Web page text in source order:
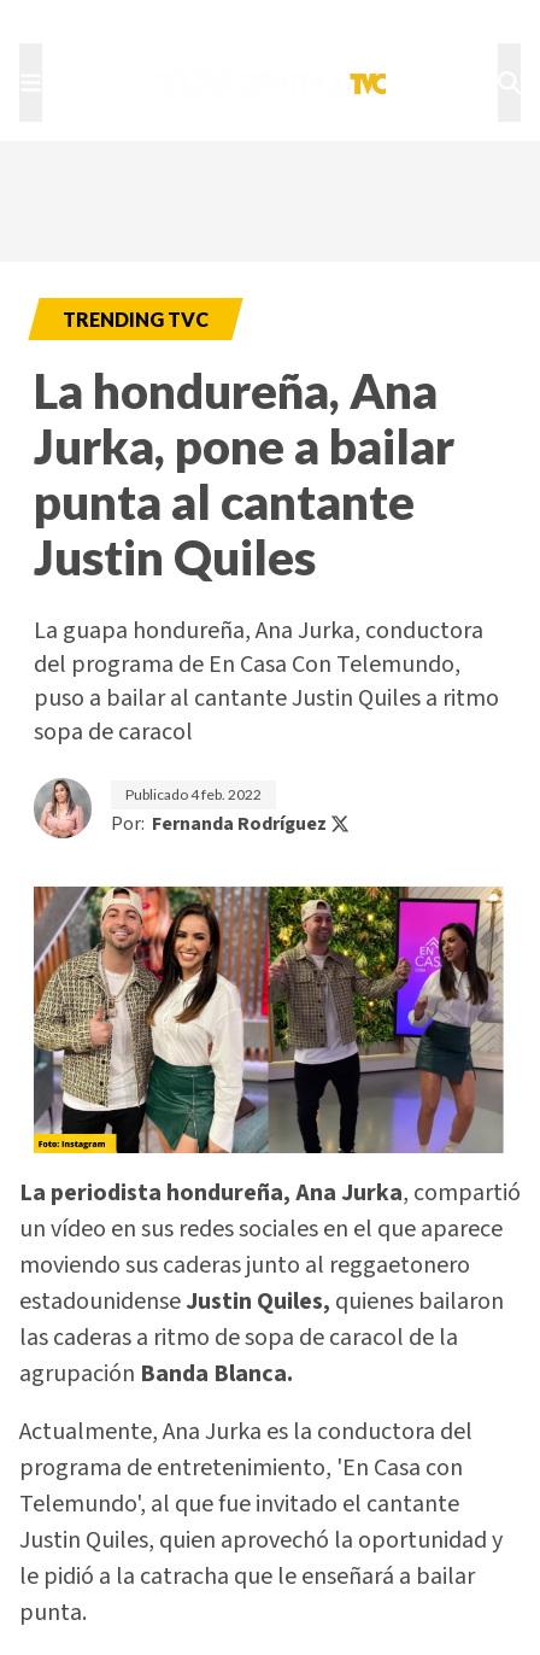
TRENDING TVC
La hondureña, Ana
Jurka, pone a bailar
punta al cantante
Justin Quiles
La guapa hondureña, Ana Jurka, conductora
del programa de En Casa Con Telemundo,
puso a bailar al cantante Justin Quiles a ritmo
sopa de caracol
Publicado4 feb. 2022
Por: Fernanda Rodríguez
La periodista hondureña, Ana Jurka, compartió
un vídeo en sus redes sociales en el que aparece
moviendo sus caderas junto al reggaetonero
estadounidenseJustin Quiles, quienes bailaron
las caderas a ritmo de sopa de caracol de la
agrupación Banda Blanca.
Actualmente, Ana Jurka es la conductora del
programa de entretenimiento, 'En Casa con
Telemundo', al que fue invitado el cantante
Justin Quiles, quien aprovechó la oportunidad y
le pidió a la catracha que le enseñará a bailar
punta.